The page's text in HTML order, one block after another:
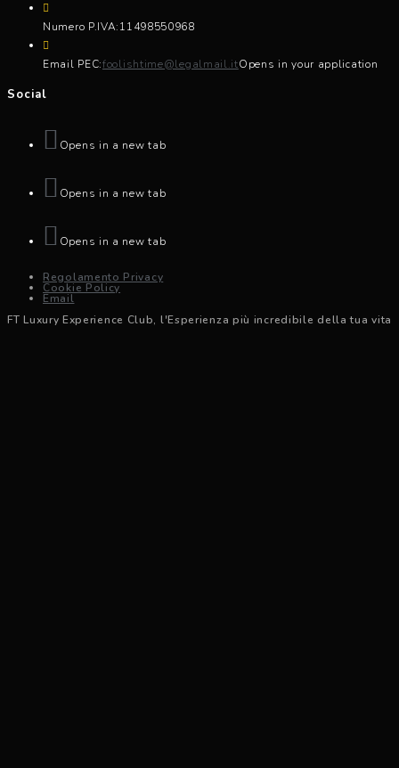
Numero P.IVA:11498550968
Email PEC:foolishtime@legalmail.itOpens in your application
Social
Opens in a new tab
Opens in a new tab
Opens in a new tab
Regolamento Privacy
Cookie Policy
Email
FT Luxury Experience Club, l'Esperienza più incredibile della tua vita